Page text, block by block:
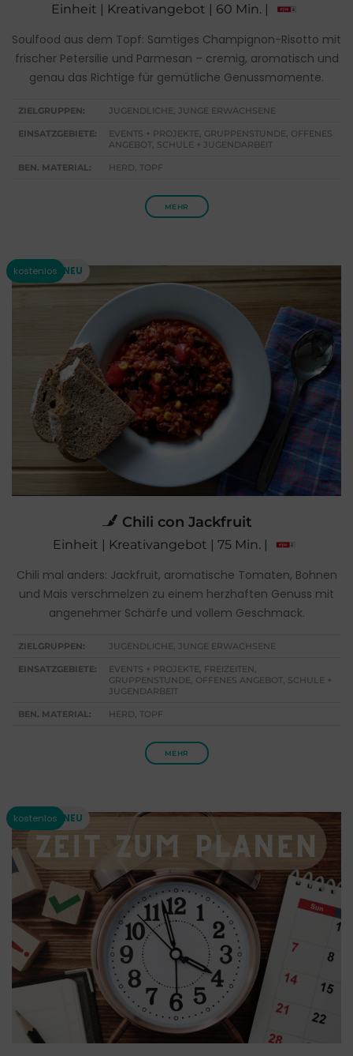
Einheit | Kreativangebot | 60 Min. |
Soulfood aus dem Topf: Samtiges Champignon-Risotto mit
frischer Petersilie und Parmesan – cremig, aromatisch und
genau das Richtige für gemütliche Genussmomente.
ZIELGRUPPEN: JUGENDLICHE, JUNGE ERWACHSENE
EINSATZGEBIETE:
EVENTS + PROJEKTE, GRUPPENSTUNDE, OFFENES
ANGEBOT, SCHULE + JUGENDARBEIT
BEN. MATERIAL: HERD, TOPF
MEHR
Chili con Jackfruit
Einheit | Kreativangebot | 75 Min. |
Chili mal anders: Jackfruit, aromatische Tomaten, Bohnen
und Mais verschmelzen zu einem herzhaften Genuss mit
angenehmer Schärfe und vollem Geschmack.
ZIELGRUPPEN: JUGENDLICHE, JUNGE ERWACHSENE
EINSATZGEBIETE:
EVENTS + PROJEKTE, FREIZEITEN,
GRUPPENSTUNDE, OFFENES ANGEBOT, SCHULE +
JUGENDARBEIT
BEN. MATERIAL: HERD, TOPF
MEHR